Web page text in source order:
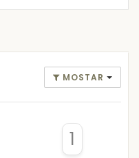
MOSTAR
1